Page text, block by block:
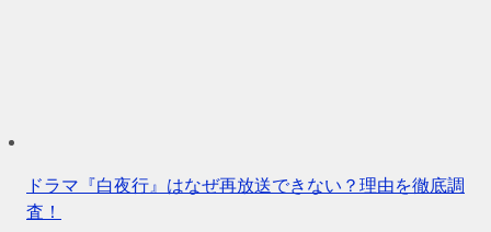
ドラマ『白夜行』はなぜ再放送できない？理由を徹底調
査！